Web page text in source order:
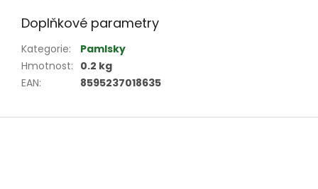
Doplňkové parametry
Kategorie:
Pamlsky
Hmotnost: 0.2 kg
EAN: 8595237018635
Z